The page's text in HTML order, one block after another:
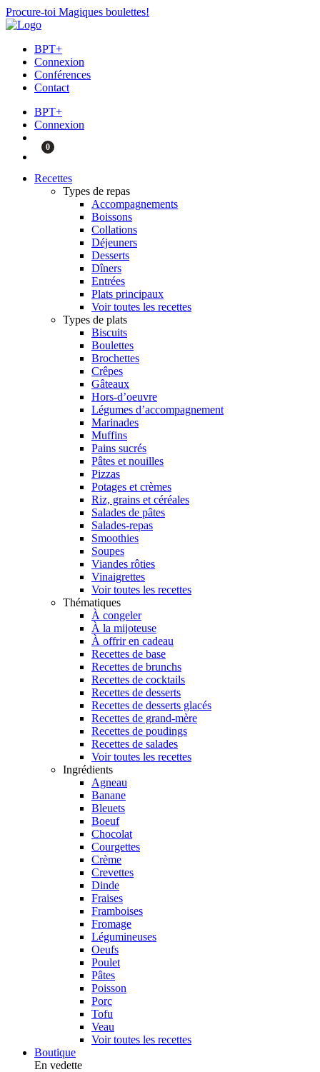
Procure-toi Magiques boulettes!
BPT+
Connexion
Conférences
Contact
BPT+
Connexion
0
Recettes
Types de repas
Accompagnements
Boissons
Collations
Déjeuners
Desserts
Dîners
Entrées
Plats principaux
Voir toutes les recettes
Types de plats
Biscuits
Boulettes
Brochettes
Crêpes
Gâteaux
Hors-d’oeuvre
Légumes d’accompagnement
Marinades
Muffins
Pains sucrés
Pâtes et nouilles
Pizzas
Potages et crèmes
Riz, grains et céréales
Salades de pâtes
Salades-repas
Smoothies
Soupes
Viandes rôties
Vinaigrettes
Voir toutes les recettes
Thématiques
À congeler
À la mijoteuse
À offrir en cadeau
Recettes de base
Recettes de brunchs
Recettes de cocktails
Recettes de desserts
Recettes de desserts glacés
Recettes de grand-mère
Recettes de poudings
Recettes de salades
Voir toutes les recettes
Ingrédients
Agneau
Banane
Bleuets
Boeuf
Chocolat
Courgettes
Crème
Crevettes
Dinde
Fraises
Framboises
Fromage
Légumineuses
Oeufs
Poulet
Pâtes
Poisson
Porc
Tofu
Veau
Voir toutes les recettes
Boutique
En vedette